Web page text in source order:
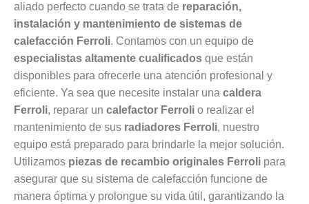
aliado perfecto cuando se trata de reparación,
instalación y mantenimiento de sistemas de
calefacción Ferroli. Contamos con un equipo de
especialistas altamente cualificados que están
disponibles para ofrecerle una atención profesional y
eficiente. Ya sea que necesite instalar una caldera
Ferroli, reparar un calefactor Ferroli o realizar el
mantenimiento de sus radiadores Ferroli, nuestro
equipo está preparado para brindarle la mejor solución.
Utilizamos piezas de recambio originales Ferroli para
asegurar que su sistema de calefacción funcione de
manera óptima y prolongue su vida útil, garantizando la